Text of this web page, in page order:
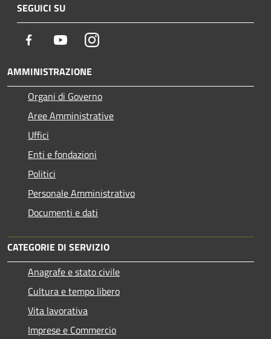
SEGUICI SU
Facebook YoutubeInstagram
AMMINISTRAZIONE
Organi di Governo
Aree Amministrative
Uffici
Enti e fondazioni
Politici
Personale Amministrativo
Documenti e dati
CATEGORIE DI SERVIZIO
Anagrafe e stato civile
Cultura e tempo libero
Vita lavorativa
Imprese e Commercio